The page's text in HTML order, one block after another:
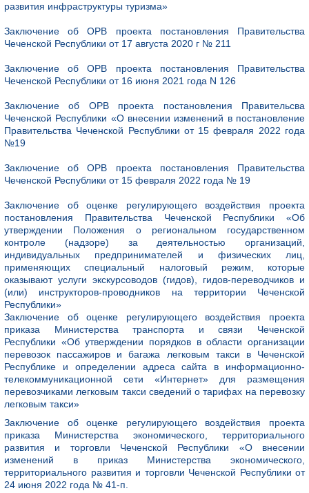
развития инфраструктуры туризма»
Заключение об ОРВ проекта постановления Правительства
Чеченской Республики от 17 августа 2020 г № 211
Заключение об ОРВ проекта постановления Правительства
Чеченской Республики от 16 июня 2021 года N 126
Заключение об ОРВ проекта постановления Правительсва
Чеченской Республики «О внесении изменений в постановление
Правительства Чеченской Республики от 15 февраля 2022 года
№19
Заключение об ОРВ проекта постановления Правительства
Чеченской Республики от 15 февраля 2022 года № 19
Заключение об оценке регулирующего воздействия проекта
постановления Правительства Чеченской Республики «Об
утверждении Положения о региональном государственном
контроле (надзоре) за деятельностью организаций,
индивидуальных предпринимателей и физических лиц,
применяющих специальный налоговый режим, которые
оказывают услуги экскурсоводов (гидов), гидов-переводчиков и
(или) инструкторов-проводников на территории Чеченской
Республики»
Заключение об оценке регулирующего воздействия проекта
приказа Министерства транспорта и связи Чеченской
Республики «Об утверждении порядков в области организации
перевозок пассажиров и багажа легковым такси в Чеченской
Республике и определении адреса сайта в информационно-
телекоммуникационной сети «Интернет» для размещения
перевозчиками легковым такси сведений о тарифах на перевозку
легковым такси»
Заключение об оценке регулирующего воздействия проекта
приказа Министерства экономического, территориального
развития и торговли Чеченской Республики «О внесении
изменений в приказ Министерства экономического,
территориального развития и торговли Чеченской Республики от
24 июня 2022 года № 41-п.